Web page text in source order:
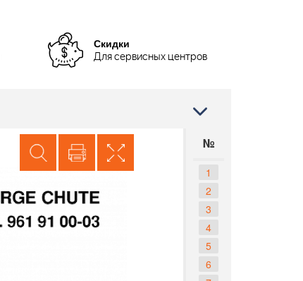
Скидки
Для сервисных центров
№
1
2
3
4
5
6